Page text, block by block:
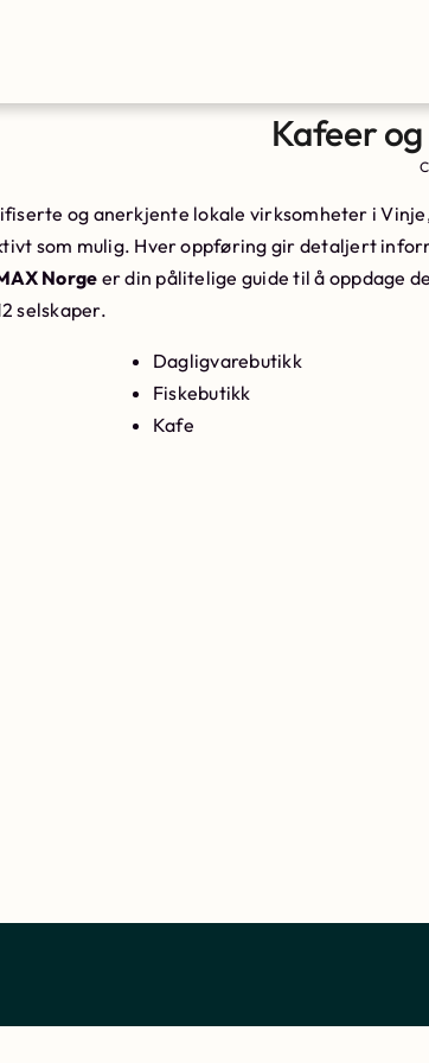
Kafeer
og anerkjente lokale virksomheter i
som mulig. Hver oppføring gir detaljert
Norgeer din pålitelige guide til å oppdage
selskaper.
Dagligvarebutikk
Fiskebutikk
Kafe